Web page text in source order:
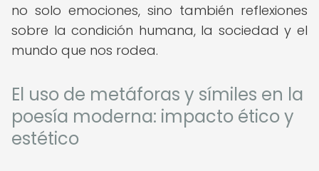
no solo emociones, sino también reflexiones
sobre la condición humana, la sociedad y el
mundo que nos rodea.
El uso de metáforas y símiles en la
poesía moderna: impacto ético y
estético